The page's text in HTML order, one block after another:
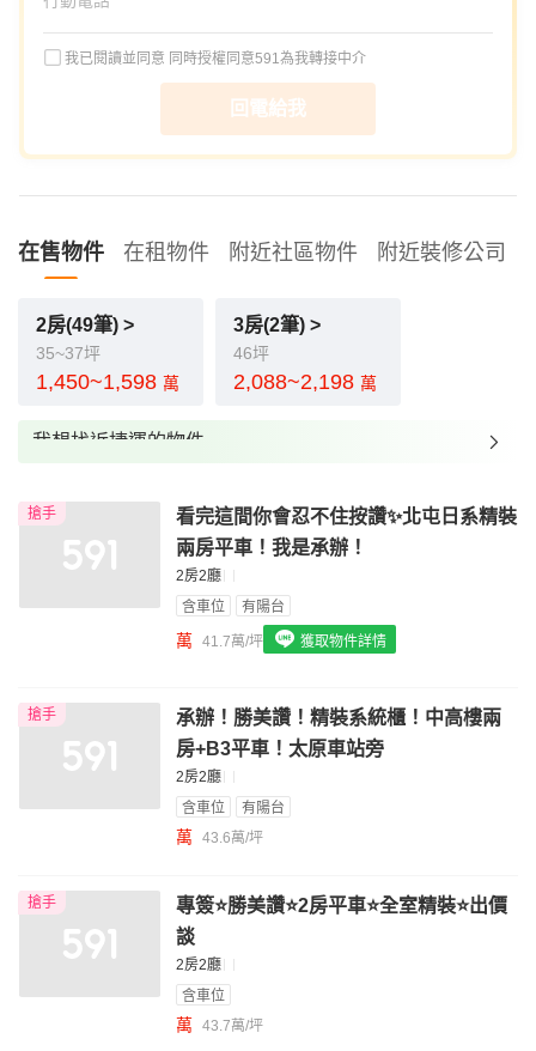
我已閱讀並同意 同時授權同意591為我轉接中介
回電給我
在售物件 在租物件 附近社區物件 附近裝修公司
2房(49筆) >
35~37坪
1,450~1,598 萬
3房(2筆) >
46坪
2,088~2,198 萬
我想找近捷運的物件
我想找配備瓦斯爐的物件
我想找廁所開窗的物件
我想找具垃圾處理的物件
搶手
看完這間你會忍不住按讚✨北屯日系精裝
兩房平車！我是承辦！
2房2廳
含車位
有陽台
萬 41.7萬/坪 獲取物件詳情
搶手
承辦！勝美讚！精裝系統櫃！中高樓兩
房+B3平車！太原車站旁
2房2廳
含車位
有陽台
萬 43.6萬/坪
搶手
專簽⭐勝美讚⭐2房平車⭐全室精裝⭐出價
談
2房2廳
含車位
萬 43.7萬/坪